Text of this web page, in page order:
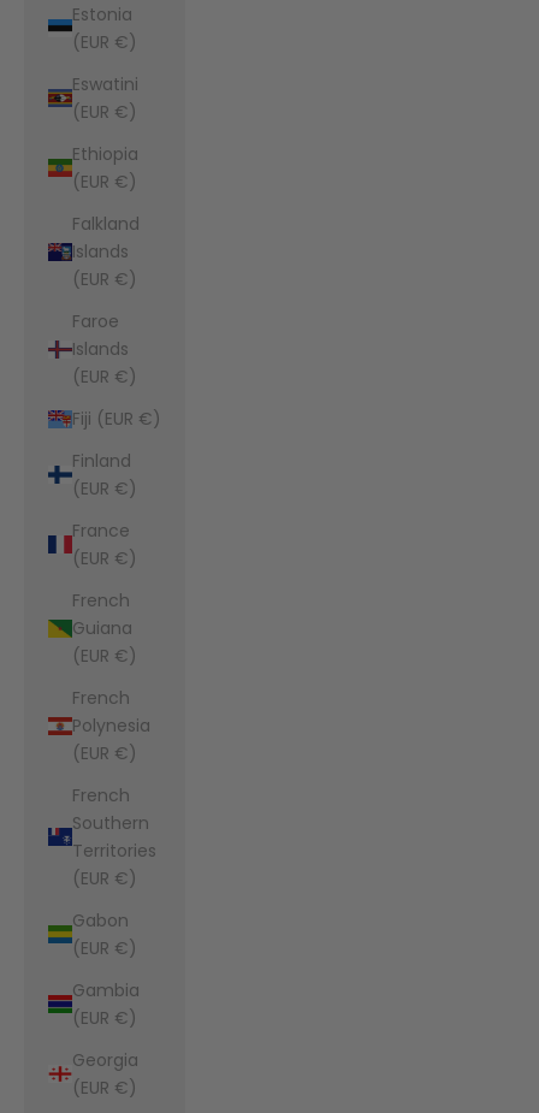
Estonia
(EUR €)
Eswatini
(EUR €)
Ethiopia
(EUR €)
Falkland
Islands
(EUR €)
Faroe
Islands
(EUR €)
Fiji (EUR €)
Finland
(EUR €)
France
(EUR €)
French
Guiana
(EUR €)
French
Polynesia
(EUR €)
French
Southern
Territories
(EUR €)
Gabon
(EUR €)
Gambia
(EUR €)
Georgia
(EUR €)